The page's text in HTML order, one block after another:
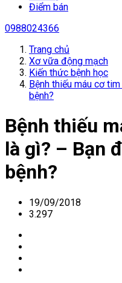
Điểm bán
0988024366
Trang chủ
Xơ vữa động mạch
Kiến thức bệnh học
Bệnh thiếu máu cơ
bệnh?
Bệnh thiếu
là gì? – Bạn
bệnh?
19/09/2018
3.297